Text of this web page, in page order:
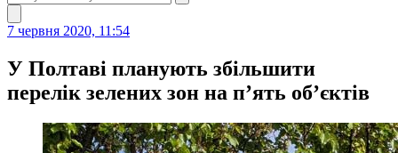
7 червня 2020, 11:54
У Полтаві планують збільшити
перелік зелених зон на п’ять об’єктів